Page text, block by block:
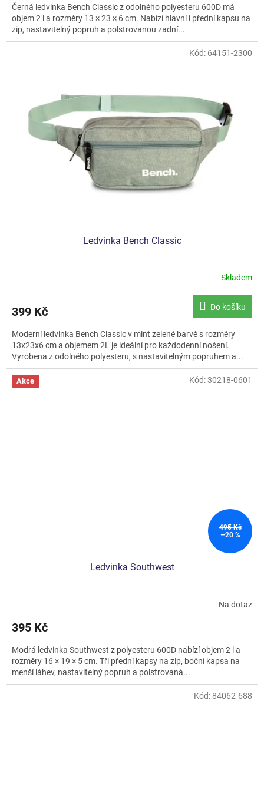
Černá ledvinka Bench Classic z odolného polyesteru 600D má
objem 2 l a rozměry 13 × 23 × 6 cm. Nabízí hlavní i přední kapsu na
zip, nastavitelný popruh a polstrovanou zadní...
Ledvinka Bench Classic
Skladem
399 Kč Do košíku
Moderní ledvinka Bench Classic v mint zelené barvě s rozměry
13x23x6 cm a objemem 2L je ideální pro každodenní nošení.
Vyrobena z odolného polyesteru, s nastavitelným popruhem a...
Kód: 64151-2300
Akce
495 Kč
–20 %
Ledvinka Southwest
produktu
4,5
z
5
hvězdiček.
Na dotaz
395 Kč
Modrá ledvinka Southwest z polyesteru 600D nabízí objem 2 l a
rozměry 16 × 19 × 5 cm. Tři přední kapsy na zip, boční kapsa na
menší láhev, nastavitelný popruh a polstrovaná...
Kód:30218-0601
Kód: 84062-688